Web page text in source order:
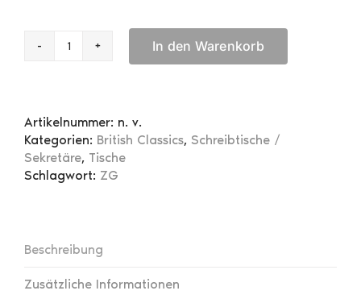
Kleiner
Menge
In den Warenkorb
Artikelnummer: n. v.
Kategorien: British Classics, Schreibtische /
Sekretäre, Tische
Schlagwort: ZG
Beschreibung
Zusätzliche Informationen